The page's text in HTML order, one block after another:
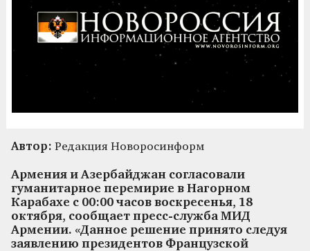
Автор: Редакция Новоросинформ
Армения и Азербайджан согласовали
гуманитарное перемирие в Нагорном
Карабахе с 00:00 часов воскресенья, 18
октября, сообщает пресс-служба МИД
Армении. «Данное решение принято следуя
заявлению президентов Французской